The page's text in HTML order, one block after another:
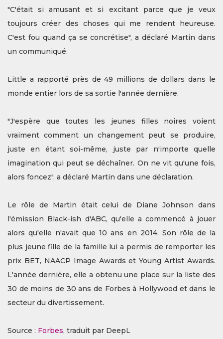
"C'était si amusant et si excitant parce que je veux
toujours créer des choses qui me rendent heureuse.
C'est fou quand ça se concrétise", a déclaré Martin dans
un communiqué.
Little a rapporté près de 49 millions de dollars dans le
monde entier lors de sa sortie l'année dernière.
"J'espère que toutes les jeunes filles noires voient
vraiment comment un changement peut se produire,
juste en étant soi-même, juste par n'importe quelle
imagination qui peut se déchaîner. On ne vit qu'une fois,
alors foncez", a déclaré Martin dans une déclaration.
Le rôle de Martin était celui de Diane Johnson dans
l'émission Black-ish d'ABC, qu'elle a commencé à jouer
alors qu'elle n'avait que 10 ans en 2014. Son rôle de la
plus jeune fille de la famille lui a permis de remporter les
prix BET, NAACP Image Awards et Young Artist Awards.
L'année dernière, elle a obtenu une place sur la liste des
30 de moins de 30 ans de Forbes à Hollywood et dans le
secteur du divertissement.
Source : Forbes, traduit par DeepL